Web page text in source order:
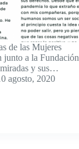
de las Mujeres
junto a la Fundación
y sus…
agosto, 2020